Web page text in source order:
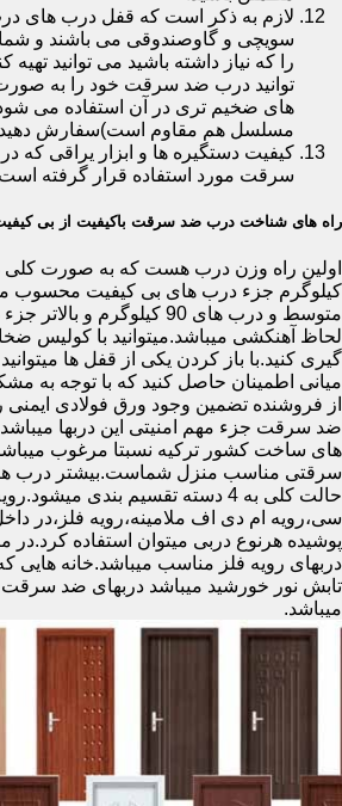
لازم به ذکر است که قفل درب های
سویچی و گاوصندوقی می باشند و شما
را که نیاز داشته باشید می توانید
توانید درب ضد سرقت خود را به
های ضخیم تری در آن استفاده می شود
مسلسل هم مقاوم است)سفارش
کیفیت دستگیره ها و ابزار یراقی
سرقت مورد استفاده قرار گرفته
راه های شناخت درب ضد سرقت باکیفیت از بی
متوسط و درب های 90 کیلوگرم و
لحاظ آهنکشی میباشد.میتوانید با کولیس
گیری کنید.با باز کردن یکی از قفل ها
میانی اطمینان حاصل کنید که با توجه به
از فروشنده تضمین وجود ورق فولادی ایمنی
ضد سرقت جزء مهم امنیتی این دربها
های ساخت کشور ترکیه نسبتا مرغوب
سرقتی مناسب منزل شماست.بیشتر درب های
حالت کلی به 4 دسته تقسیم بندی
سی،رویه ام دی اف ملامینه،رویه فلز،در
پوشیده هرنوع دربی میتوان استفاده
دربهای رویه فلز مناسب میباشد.خانه
تابش نور خورشید میباشد دربهای ضد
میباشد.